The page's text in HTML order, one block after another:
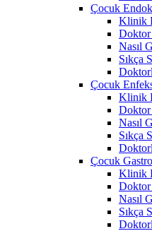
Çocuk
Klinik
Doktor
Nasıl
Sıkça
Çocuk
Klinik
Doktor
Nasıl
Sıkça
Çocuk
Klinik
Doktor
Nasıl
Sıkça